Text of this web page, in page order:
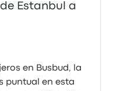
Estanbul a
en Busbud, la
puntual en esta